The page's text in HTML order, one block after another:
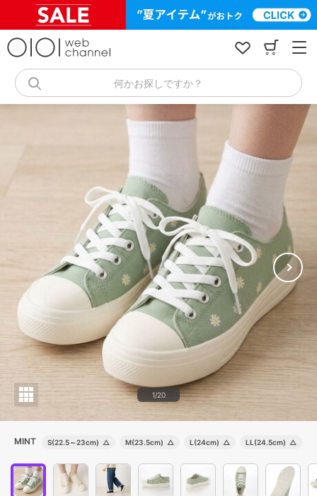
キ
何かお探しですか？
1/20
MINT S(22.5～23cm) △ M(23.5cm) △ L(24cm) △ LL(24.5cm) △